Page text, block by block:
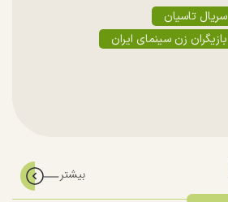
سریال تاسیان
بازیگران زن سینمای ایران